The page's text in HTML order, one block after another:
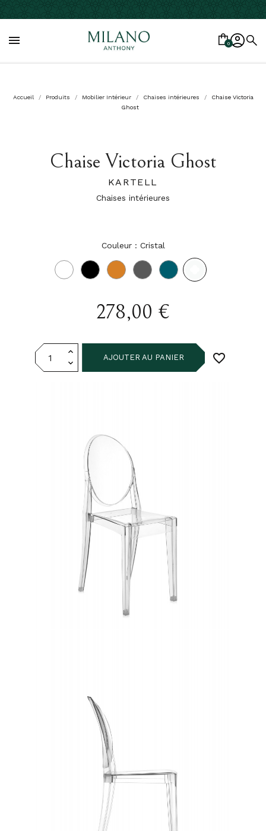
 0
Accueil Produits Mobilier Intérieur Chaises intérieures
Chaise Victoria
Ghost
Chaise Victoria Ghost
KARTELL
Chaises intérieures
Couleur : Cristal
Blanc Noir
Ambre
2
Fumé Bleu
poudre
Cristal
278,00 €
AJOUTER AU PANIER favorite_border